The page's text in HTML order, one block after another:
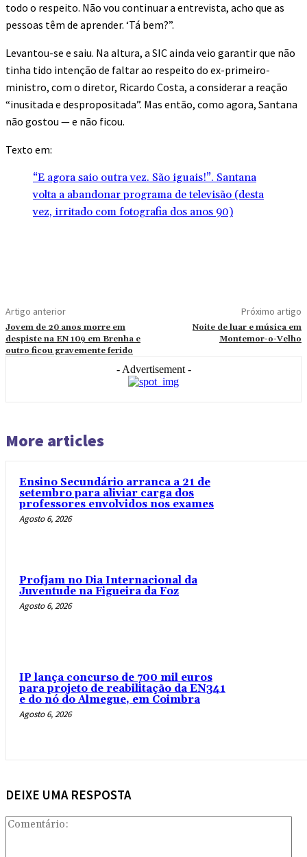
todo o respeito. Não vou continuar a entrevista, acho que as
pessoas têm de aprender. ‘Tá bem?”.
Levantou-se e saiu. Na altura, a SIC ainda veio garantir que não
tinha tido intenção de faltar ao respeito do ex-primeiro-
ministro, com o diretor, Ricardo Costa, a considerar a reação
“inusitada e despropositada”. Mas então, como agora, Santana
não gostou — e não ficou.
Texto em:
“E agora saio outra vez. São iguais!”. Santana
volta a abandonar programa de televisão (desta
vez, irritado com fotografia dos anos 90)
Artigo anterior
Jovem de 20 anos morre em
despiste na EN 109 em Brenha e
outro ficou gravemente ferido
Próximo artigo
Noite de luar e música em
Montemor-o-Velho
- Advertisement -
More articles
Ensino Secundário arranca a 21 de
setembro para aliviar carga dos
professores envolvidos nos exames
Agosto 6, 2026
Profjam no Dia Internacional da
Juventude na Figueira da Foz
Agosto 6, 2026
IP lança concurso de 700 mil euros
para projeto de reabilitação da EN341
e do nó do Almegue, em Coimbra
Agosto 6, 2026
DEIXE UMA RESPOSTA